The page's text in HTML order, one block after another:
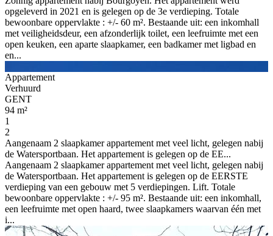
opgeleverd in 2021 en is gelegen op de 3e verdieping. Totale
bewoonbare oppervlakte : +/- 60 m². Bestaande uit: een inkomhall
met veiligheidsdeur, een afzonderlijk toilet, een leefruimte met een
open keuken, een aparte slaapkamer, een badkamer met ligbad en
en...
Appartement
Verhuurd
GENT
94 m²
1
2
Aangenaam 2 slaapkamer appartement met veel licht, gelegen nabij
de Watersportbaan. Het appartement is gelegen op de EE...
Aangenaam 2 slaapkamer appartement met veel licht, gelegen nabij
de Watersportbaan. Het appartement is gelegen op de EERSTE
verdieping van een gebouw met 5 verdiepingen. Lift. Totale
bewoonbare oppervlakte : +/- 95 m². Bestaande uit: een inkomhall,
een leefruimte met open haard, twee slaapkamers waarvan één met
i...